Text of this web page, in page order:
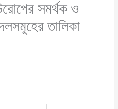
সমর্থক ও
তালিকা